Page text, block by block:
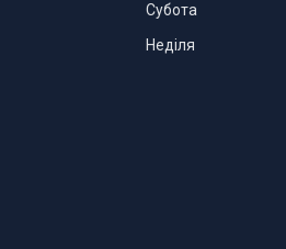
Субота
Неділя